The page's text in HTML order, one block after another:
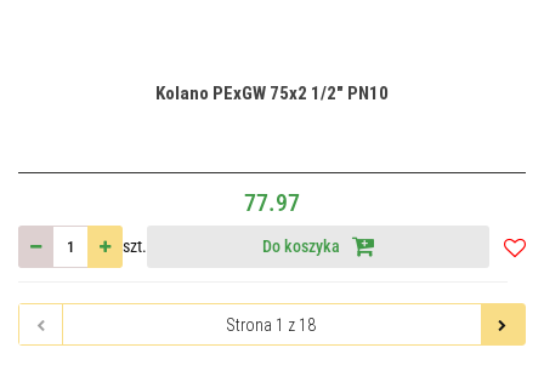
Kolano PExGW 75x2 1/2" PN10
77.97
szt. Do koszyka